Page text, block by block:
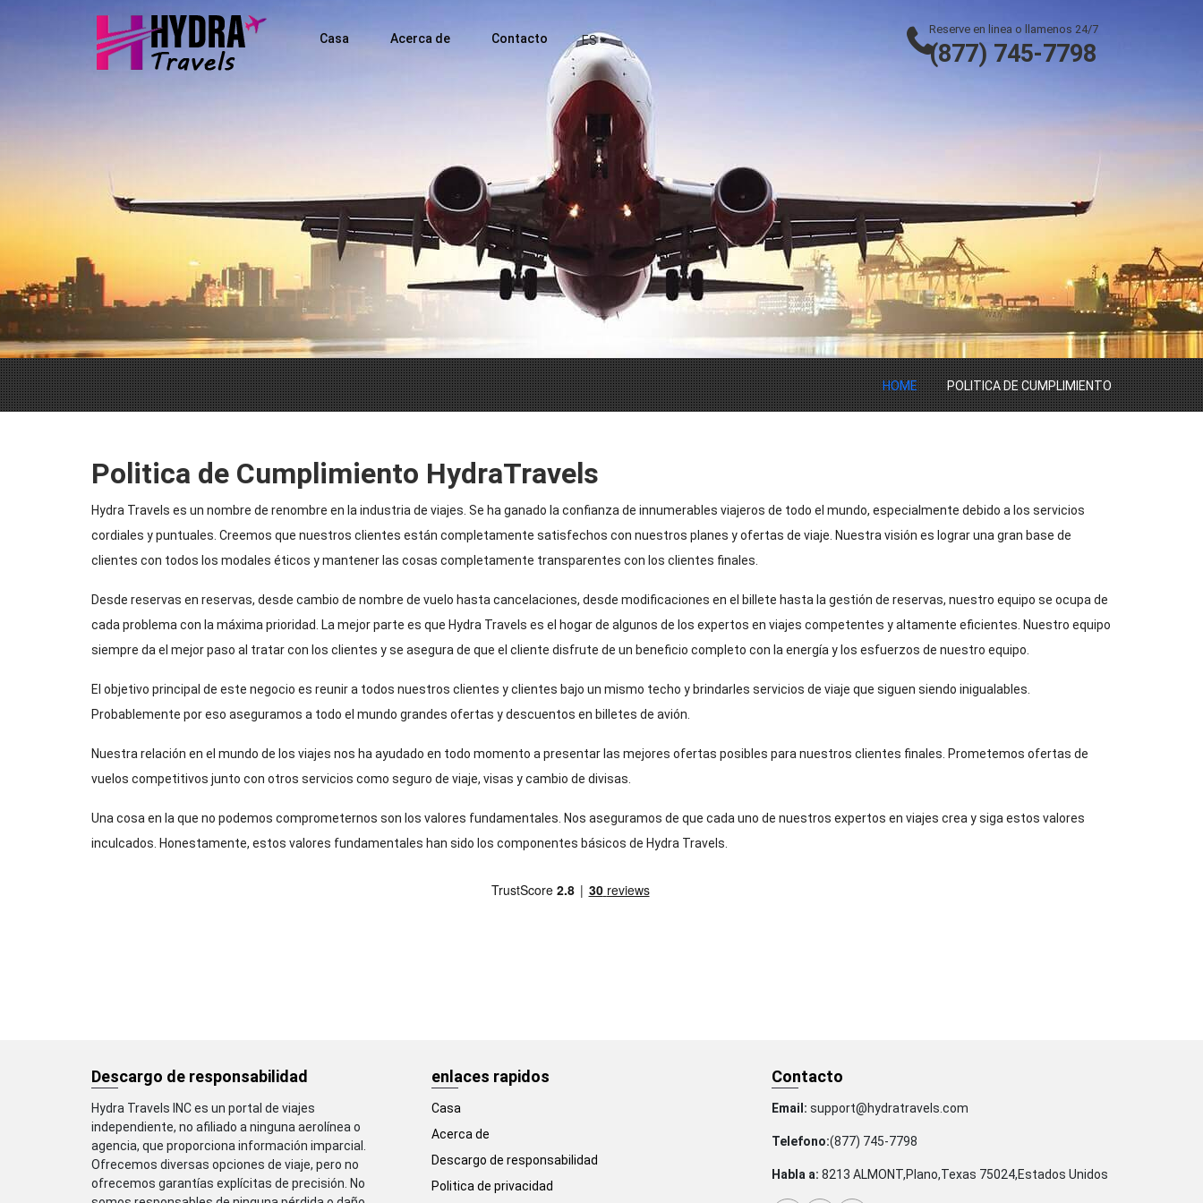
Casa Acerca de Contacto ES
Reserve en linea o llamenos 24/7
(877) 745-7798
HOME POLITICA DE CUMPLIMIENTO
Politica de Cumplimiento HydraTravels
Hydra Travels es un nombre de renombre en la industria de viajes. Se ha ganado la confianza de innumerables viajeros de todo el mundo, especialmente debido a los servicios
cordiales y puntuales. Creemos que nuestros clientes están completamente satisfechos con nuestros planes y ofertas de viaje. Nuestra visión es lograr una gran base de
clientes con todos los modales éticos y mantener las cosas completamente transparentes con los clientes finales.
Desde reservas en reservas, desde cambio de nombre de vuelo hasta cancelaciones, desde modificaciones en el billete hasta la gestión de reservas, nuestro equipo se ocupa de
cada problema con la máxima prioridad. La mejor parte es que Hydra Travels es el hogar de algunos de los expertos en viajes competentes y altamente eficientes. Nuestro equipo
siempre da el mejor paso al tratar con los clientes y se asegura de que el cliente disfrute de un beneficio completo con la energía y los esfuerzos de nuestro equipo.
El objetivo principal de este negocio es reunir a todos nuestros clientes y clientes bajo un mismo techo y brindarles servicios de viaje que siguen siendo inigualables.
Probablemente por eso aseguramos a todo el mundo grandes ofertas y descuentos en billetes de avión.
Nuestra relación en el mundo de los viajes nos ha ayudado en todo momento a presentar las mejores ofertas posibles para nuestros clientes finales. Prometemos ofertas de
vuelos competitivos junto con otros servicios como seguro de viaje, visas y cambio de divisas.
Una cosa en la que no podemos comprometernos son los valores fundamentales. Nos aseguramos de que cada uno de nuestros expertos en viajes crea y siga estos valores
inculcados. Honestamente, estos valores fundamentales han sido los componentes básicos de Hydra Travels.
Descargo de responsabilidad
Hydra Travels INC es un portal de viajes
independiente, no afiliado a ninguna aerolínea o
agencia, que proporciona información imparcial.
Ofrecemos diversas opciones de viaje, pero no
ofrecemos garantías explícitas de precisión. No
enlaces rapidos
Casa
Acerca de
Descargo de responsabilidad
Politica de privacidad
Contacto
Email: support@hydratravels.com
Telefono:(877) 745-7798
Habla a: 8213 ALMONT,Plano,Texas 75024,Estados Unidos